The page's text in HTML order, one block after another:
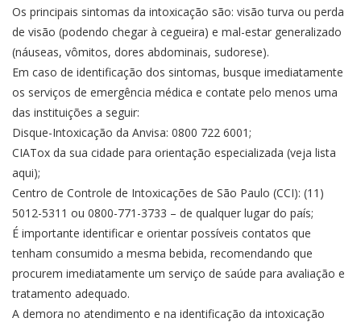
Os principais sintomas da intoxicação são: visão turva ou perda
de visão (podendo chegar à cegueira) e mal-estar generalizado
(náuseas, vômitos, dores abdominais, sudorese).
Em caso de identificação dos sintomas, busque imediatamente
os serviços de emergência médica e contate pelo menos uma
das instituições a seguir:
Disque-Intoxicação da Anvisa: 0800 722 6001;
CIATox da sua cidade para orientação especializada (veja lista
aqui);
Centro de Controle de Intoxicações de São Paulo (CCI): (11)
5012-5311 ou 0800-771-3733 – de qualquer lugar do país;
É importante identificar e orientar possíveis contatos que
tenham consumido a mesma bebida, recomendando que
procurem imediatamente um serviço de saúde para avaliação e
tratamento adequado.
A demora no atendimento e na identificação da intoxicação